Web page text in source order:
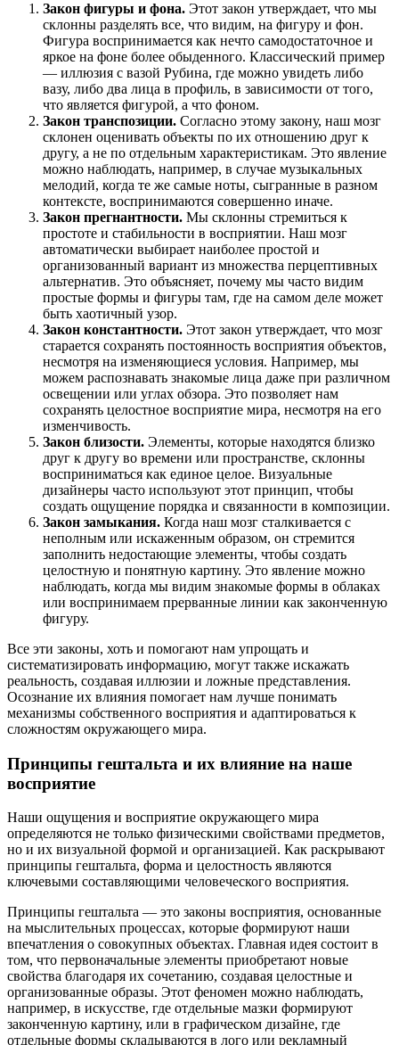
Закон фигуры и фона. Этот закон утверждает, что мы
склонны разделять все, что видим, на фигуру и фон.
Фигура воспринимается как нечто самодостаточное и
яркое на фоне более обыденного. Классический пример
— иллюзия с вазой Рубина, где можно увидеть либо
вазу, либо два лица в профиль, в зависимости от того,
что является фигурой, а что фоном.
Закон транспозиции. Согласно этому закону, наш мозг
склонен оценивать объекты по их отношению друг к
другу, а не по отдельным характеристикам. Это явление
можно наблюдать, например, в случае музыкальных
мелодий, когда те же самые ноты, сыгранные в разном
контексте, воспринимаются совершенно иначе.
Закон прегнантности. Мы склонны стремиться к
простоте и стабильности в восприятии. Наш мозг
автоматически выбирает наиболее простой и
организованный вариант из множества перцептивных
альтернатив. Это объясняет, почему мы часто видим
простые формы и фигуры там, где на самом деле может
быть хаотичный узор.
Закон константности. Этот закон утверждает, что мозг
старается сохранять постоянность восприятия объектов,
несмотря на изменяющиеся условия. Например, мы
можем распознавать знакомые лица даже при различном
освещении или углах обзора. Это позволяет нам
сохранять целостное восприятие мира, несмотря на его
изменчивость.
Закон близости. Элементы, которые находятся близко
друг к другу во времени или пространстве, склонны
восприниматься как единое целое. Визуальные
дизайнеры часто используют этот принцип, чтобы
создать ощущение порядка и связанности в композиции.
Закон замыкания. Когда наш мозг сталкивается с
неполным или искаженным образом, он стремится
заполнить недостающие элементы, чтобы создать
целостную и понятную картину. Это явление можно
наблюдать, когда мы видим знакомые формы в облаках
или воспринимаем прерванные линии как законченную
фигуру.
Все эти законы, хоть и помогают нам упрощать и
систематизировать информацию, могут также искажать
реальность, создавая иллюзии и ложные представления.
Осознание их влияния помогает нам лучше понимать
механизмы собственного восприятия и адаптироваться к
сложностям окружающего мира.
Принципы гештальта и их влияние на наше
восприятие
Наши ощущения и восприятие окружающего мира
определяются не только физическими свойствами предметов,
но и их визуальной формой и организацией. Как раскрывают
принципы гештальта, форма и целостность являются
ключевыми составляющими человеческого восприятия.
Принципы гештальта — это законы восприятия, основанные
на мыслительных процессах, которые формируют наши
впечатления о совокупных объектах. Главная идея состоит в
том, что первоначальные элементы приобретают новые
свойства благодаря их сочетанию, создавая целостные и
организованные образы. Этот феномен можно наблюдать,
например, в искусстве, где отдельные мазки формируют
законченную картину, или в графическом дизайне, где
отдельные формы складываются в лого или рекламный